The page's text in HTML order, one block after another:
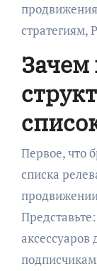
стратегиям,
Первое, что
списка